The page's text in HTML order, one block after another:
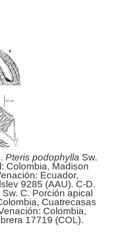
Pteris podophylla Sw.
Colombia, Madison
Ecuador,
9285 (AAU). C-D.
Sw. C. Porción apical
Cuatrecasas
Colombia,
17719 (COL).